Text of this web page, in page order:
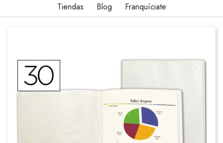
Tiendas Blog Franquíciate